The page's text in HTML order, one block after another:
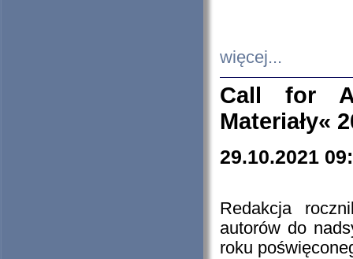
więcej...
Call for
Materiały«
29.10.2021
Redakcja
autorów do
roku